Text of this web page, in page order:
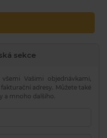
sekce
Vašimi objednávkami,
adresy. Můžete také
a mnoho dalšího.